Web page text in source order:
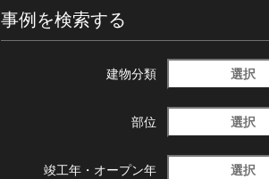
事例を検索する
建物分類 選択
部位 選択
竣工年・ オープン年 選択